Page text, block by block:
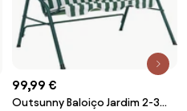
99,99 €
Outsunny Baloiço Jardim 2-3